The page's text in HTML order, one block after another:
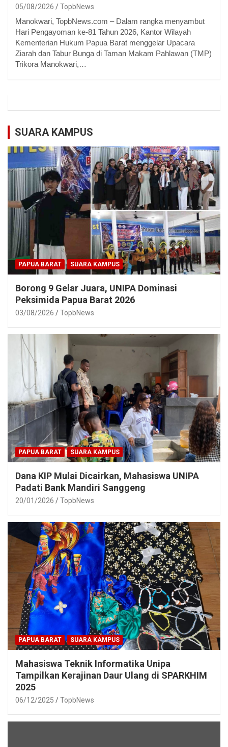
05/08/2026 TopbNews
Manokwari, TopbNews.com – Dalam rangka menyambut
Hari Pengayoman ke-81 Tahun 2026, Kantor Wilayah
Kementerian Hukum Papua Barat menggelar Upacara
Ziarah dan Tabur Bunga di Taman Makam Pahlawan (TMP)
Trikora Manokwari,…
SUARA KAMPUS
PAPUA BARAT SUARA KAMPUS
Borong 9 Gelar Juara, UNIPA Dominasi
Peksimida Papua Barat 2026
03/08/2026 TopbNews
PAPUA BARAT SUARA KAMPUS
Dana KIP Mulai Dicairkan, Mahasiswa UNIPA
Padati Bank Mandiri Sanggeng
20/01/2026 TopbNews
PAPUA BARAT SUARA KAMPUS
Mahasiswa Teknik Informatika Unipa
Tampilkan Kerajinan Daur Ulang di SPARKHIM
2025
06/12/2025 TopbNews